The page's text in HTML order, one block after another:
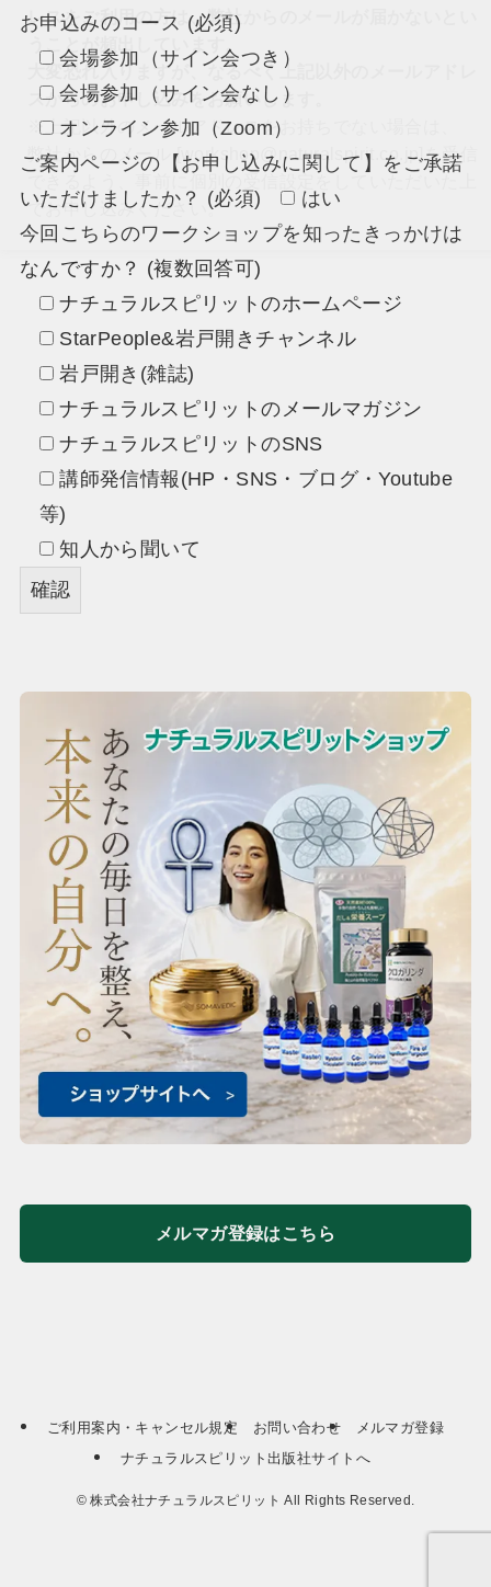
お申込みのコース (必須)
会場参加（サイン会つき）
会場参加（サイン会なし）
オンライン参加（Zoom）
ご案内ページの【お申し込みに関して】をご承諾
いただけましたか？ (必須)
はい
今回こちらのワークショップを知ったきっかけは
なんですか？ (複数回答可)
ナチュラルスピリットのホームページ
StarPeople&岩戸開きチャンネル
岩戸開き(雑誌)
ナチュラルスピリットのメールマガジン
ナチュラルスピリットのSNS
講師発信情報(HP・SNS・ブログ・Youtube
等)
知人から聞いて
メルマガ登録はこちら
ご利用案内・キャンセル規定 お問い合わせ
メルマガ登録
ナチュラルスピリット出版社サイトへ
©株式会社ナチュラルスピリット All Rights Reserved.
レスをご利用の方は、弊社からのメールが届かないとい
うことが頻出しています。
大変恐れ入りますが、なるべく上記以外のメールアドレ
スからのお申し込みをお願いします。
※上記以外のメールアドレスをお持ちでない場合は、
弊社からのメール [workshop@naturalspirit.co.jp]を受信
でお申し込みください。